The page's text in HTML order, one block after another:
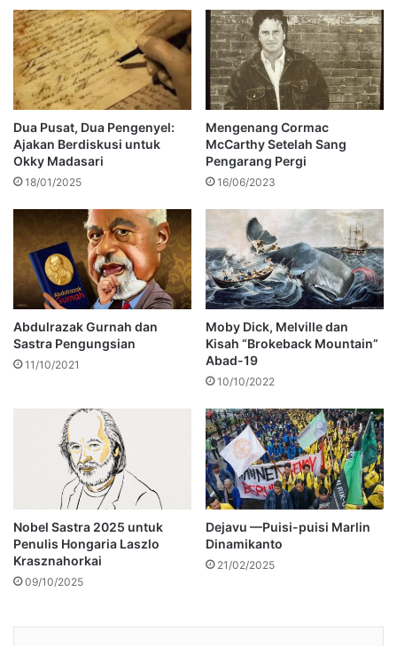
Dua Pusat, Dua Pengenyel:
Ajakan Berdiskusi untuk
Okky Madasari
18/01/2025
Mengenang Cormac
McCarthy Setelah Sang
Pengarang Pergi
16/06/2023
Abdulrazak Gurnah dan
Sastra Pengungsian
11/10/2021
Moby Dick, Melville dan
Kisah “Brokeback Mountain”
Abad-19
10/10/2022
Nobel Sastra 2025 untuk
Penulis Hongaria Laszlo
Krasznahorkai
09/10/2025
Dejavu —Puisi-puisi Marlin
Dinamikanto
21/02/2025